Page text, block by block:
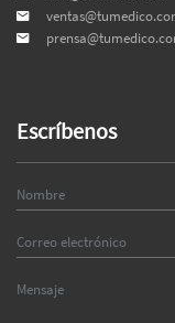
Escríbenos